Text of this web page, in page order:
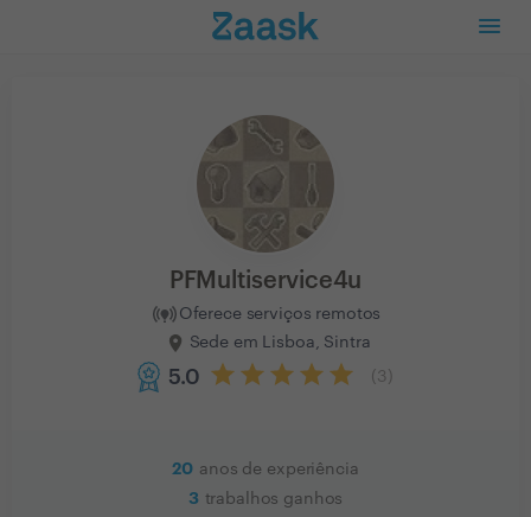
PFMultiservice4u
Oferece serviços remotos
Sede em Lisboa, Sintra
5.0 3
20 anos de experiência
3 trabalhos ganhos